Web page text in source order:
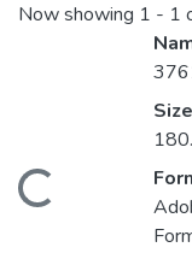
Now showing 1 - 1
Loading...